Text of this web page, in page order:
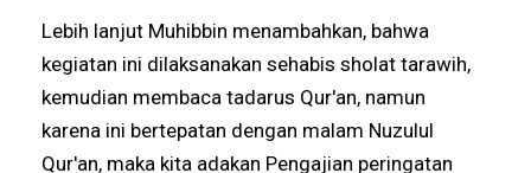
Lebih lanjut Muhibbin menambahkan, bahwa
kegiatan ini dilaksanakan sehabis sholat tarawih,
kemudian membaca tadarus Qur'an, namun
karena ini bertepatan dengan malam Nuzulul
Qur'an, maka kita adakan Pengajian peringatan